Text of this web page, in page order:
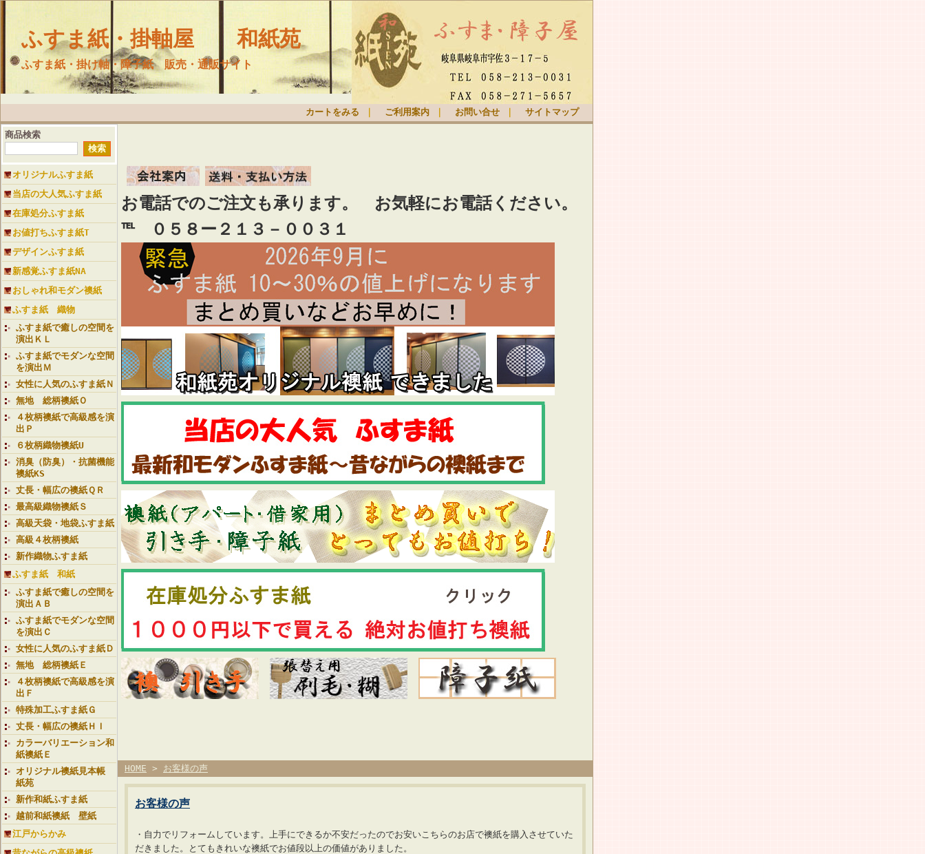
ふすま紙・掛軸屋 和紙苑
ふすま紙・掛け軸・障子紙 販売・通販サイト
カートをみる ご利用案内 お問い合せ サイトマップ
商品検索
オリジナルふすま紙
当店の大人気ふすま紙
在庫処分ふすま紙
お値打ちふすま紙T
デザインふすま紙
新感覚ふすま紙NA
おしゃれ和モダン襖紙
ふすま紙 織物
ふすま紙で癒しの空間を
演出ＫＬ
ふすま紙でモダンな空間
を演出Ｍ
女性に人気のふすま紙Ｎ
無地 総柄襖紙Ｏ
４枚柄襖紙で高級感を演
出Ｐ
６枚柄織物襖紙U
消臭（防臭）・抗菌機能
襖紙KS
丈長・幅広の襖紙ＱＲ
最高級織物襖紙Ｓ
高級天袋・地袋ふすま紙
高級４枚柄襖紙
新作織物ふすま紙
ふすま紙 和紙
ふすま紙で癒しの空間を
演出ＡＢ
ふすま紙でモダンな空間
を演出Ｃ
女性に人気のふすま紙Ｄ
無地 総柄襖紙Ｅ
４枚柄襖紙で高級感を演
出Ｆ
特殊加工ふすま紙Ｇ
丈長・幅広の襖紙ＨＩ
カラーバリエーション和
紙襖紙Ｅ
オリジナル襖紙見本帳
紙苑
新作和紙ふすま紙
越前和紙襖紙 壁紙
江戸からかみ
お電話でのご注文も承ります。 お気軽にお電話ください。
℡ ０５８ー２１３－００３１
HOME > お客様の声
お客様の声
・自力でリフォームしています。上手にできるか不安だったのでお安いこちらのお店で襖紙を購入させていた
だきました。とてもきれいな襖紙でお値段以上の価値がありました。